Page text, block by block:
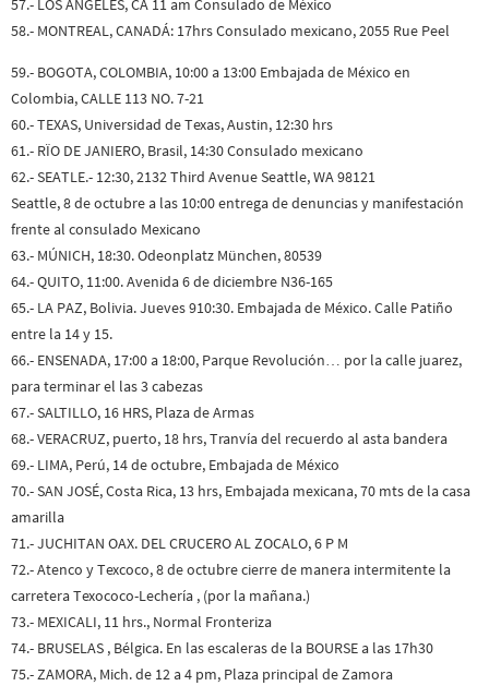
57.- LOS ANGELES, CA 11 am Consulado de México
58.- MONTREAL, CANADÁ: 17hrs Consulado mexicano, 2055 Rue Peel
59.- BOGOTA, COLOMBIA, 10:00 a 13:00 Embajada de México en
Colombia, CALLE 113 NO. 7-21
60.- TEXAS, Universidad de Texas, Austin, 12:30 hrs
61.- RÏO DE JANIERO, Brasil, 14:30 Consulado mexicano
62.- SEATLE.- 12:30, 2132 Third Avenue Seattle, WA 98121
Seattle, 8 de octubre a las 10:00 entrega de denuncias y manifestación
frente al consulado Mexicano
63.- MÚNICH, 18:30. Odeonplatz München, 80539
64.- QUITO, 11:00. Avenida 6 de diciembre N36-165
65.- LA PAZ, Bolivia. Jueves 910:30. Embajada de México. Calle Patiño
entre la 14 y 15.
66.- ENSENADA, 17:00 a 18:00, Parque Revolución… por la calle juarez,
para terminar el las 3 cabezas
67.- SALTILLO, 16 HRS, Plaza de Armas
68.- VERACRUZ, puerto, 18 hrs, Tranvía del recuerdo al asta bandera
69.- LIMA, Perú, 14 de octubre, Embajada de México
70.- SAN JOSÉ, Costa Rica, 13 hrs, Embajada mexicana, 70 mts de la casa
amarilla
71.- JUCHITAN OAX. DEL CRUCERO AL ZOCALO, 6 P M
72.- Atenco y Texcoco, 8 de octubre cierre de manera intermitente la
carretera Texococo-Lechería , (por la mañana.)
73.- MEXICALI, 11 hrs., Normal Fronteriza
74.- BRUSELAS , Bélgica. En las escaleras de la BOURSE a las 17h30
75.- ZAMORA, Mich. de 12 a 4 pm, Plaza principal de Zamora